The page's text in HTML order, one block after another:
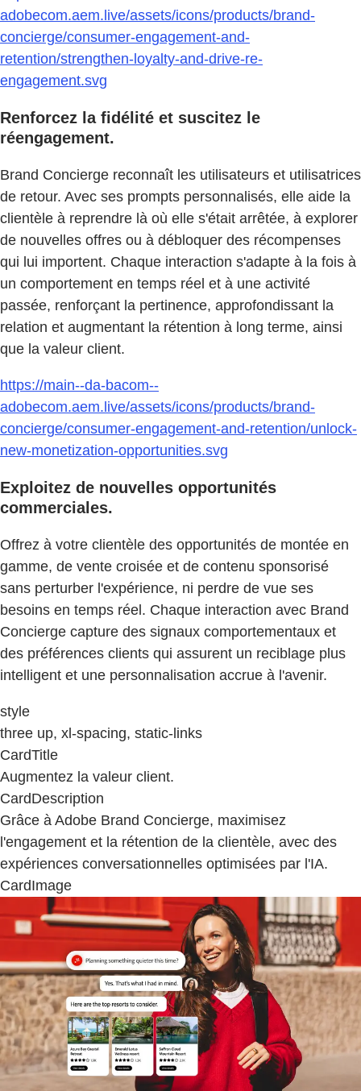
adobecom.aem.live/assets/icons/products/brand-
concierge/consumer-engagement-and-
retention/strengthen-loyalty-and-drive-re-
engagement.svg
Renforcez la fidélité et suscitez le
réengagement.
Brand Concierge reconnaît les utilisateurs et utilisatrices
de retour. Avec ses prompts personnalisés, elle aide la
clientèle à reprendre là où elle s'était arrêtée, à explorer
de nouvelles offres ou à débloquer des récompenses
qui lui importent. Chaque interaction s'adapte à la fois à
un comportement en temps réel et à une activité
passée, renforçant la pertinence, approfondissant la
relation et augmentant la rétention à long terme, ainsi
que la valeur client.
https://main--da-bacom--
adobecom.aem.live/assets/icons/products/brand-
concierge/consumer-engagement-and-retention/unlock-
new-monetization-opportunities.svg
Exploitez de nouvelles opportunités
commerciales.
Offrez à votre clientèle des opportunités de montée en
gamme, de vente croisée et de contenu sponsorisé
sans perturber l'expérience, ni perdre de vue ses
besoins en temps réel. Chaque interaction avec Brand
Concierge capture des signaux comportementaux et
des préférences clients qui assurent un reciblage plus
intelligent et une personnalisation accrue à l'avenir.
style
three up, xl-spacing, static-links
CardTitle
Augmentez la valeur client.
CardDescription
Grâce à Adobe Brand Concierge, maximisez
l'engagement et la rétention de la clientèle, avec des
expériences conversationnelles optimisées par l'IA.
CardImage